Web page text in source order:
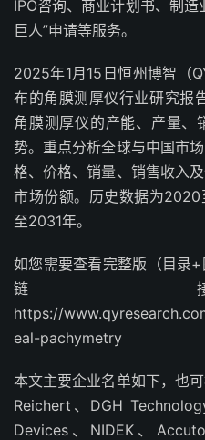
IPO咨询、商业计划书、制
巨人”申请等服务。
2025年1月15日恒州博智（
布的角膜测厚仪行业研究报
角膜测厚仪的产能、产量、
势。重点分析全球与中国市
格、价格、销量、销售收入
市场份额。历史数据为
至2031年。
如您需要查看完整版（目录
链
https://
eal-pachymetry
本文主要企业名单如下，也
Reichert、DGH
Devices、NIDEK、